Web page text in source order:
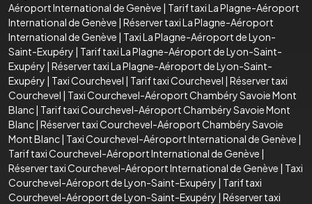
Aéroport International de Genève | Tarif taxi La Plagne-Aéroport
International de Genève | Réserver taxi La Plagne-Aéroport
International de Genève | Taxi La Plagne-Aéroport de Lyon-
Saint-Exupéry | Tarif taxi La Plagne-Aéroport de Lyon-Saint-
Exupéry | Réserver taxi La Plagne-Aéroport de Lyon-Saint-
Exupéry | Taxi Courchevel | Tarif taxi Courchevel | Réserver taxi
Courchevel | Taxi Courchevel-Aéroport Chambéry Savoie Mont
Blanc| Tarif taxi Courchevel-Aéroport Chambéry Savoie Mont
Blanc| Réserver taxi Courchevel-Aéroport Chambéry Savoie
Mont Blanc| Taxi Courchevel-Aéroport International de Genève |
Tarif taxi Courchevel-Aéroport International de Genève |
Réserver taxi Courchevel-Aéroport International de Genève | Taxi
Courchevel-Aéroport de Lyon-Saint-Exupéry | Tarif taxi
Courchevel-Aéroport de Lyon-Saint-Exupéry | Réserver taxi